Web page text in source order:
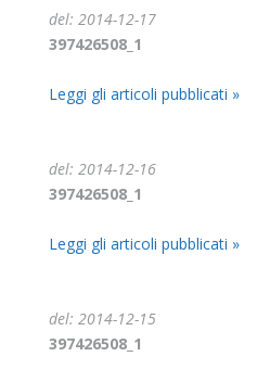
del: 2014-12-17
397426508_1
Leggi gli articoli pubblicati »
del: 2014-12-16
397426508_1
Leggi gli articoli pubblicati »
del: 2014-12-15
397426508_1